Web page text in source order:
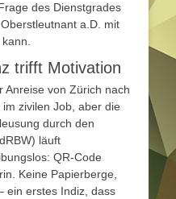
des Dienstgrades
a.D. mit
trifft Motivation
Anreise von Zürich nach
zivilen Job, aber die
durch den
läuft
QR-Code
Keine Papierberge,
ein erstes Indiz, dass